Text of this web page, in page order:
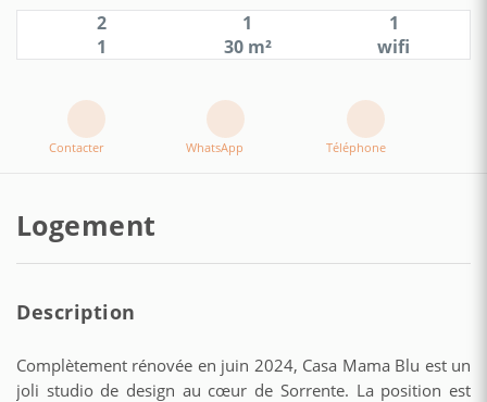
2 1
1
1
30 m² wifi
Contacter WhatsApp Téléphone
Logement
Description
Complètement rénovée en juin 2024, Casa Mama Blu est un
joli studio de design au cœur de Sorrente. La position est